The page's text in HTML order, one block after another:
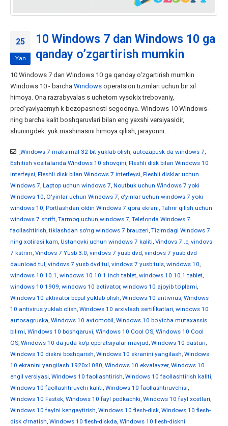
25
Yan
10 Windows 7 dan Windows 10 ga
qanday o’zgartirish mumkin
10 Windows 7 dan Windows 10 ga qanday o'zgartirish mumkin
Windows 10 - barcha Windows operatsion tizimlari uchun bir xil
himoya. Ona razrabyvalas s uchetom vysokix trebovaniy,
pred'yavlyaemyh k bezopasnosti segodnya. Windows 10 Windows-
ning barcha kalit boshqaruvlari bilan eng yaxshi versiyasidir,
shuningdek: yuk mashinasini himoya qilish, jarayonni...
,Windows 7 maksimal 32 bit yuklab olish, autozapusk-da windows 7,
Eshitish vositalarida Windows 10 shovqini, Fleshli disk bilan Windows 10
interfeysi, Fleshli disk bilan Windows 7 interfeysi, Fleshli disklar uchun
Windows 7, Laptop uchun windows 7, Noutbuk uchun Windows 7 yoki
Windows 10, O'yinlar uchun Windows 7, o'yinlar uchun windows 7 yoki
windows 10, Portlashdan oldin Windows 7 qora ekrani, Tahrir qilish uchun
windows 7 shrift, Tarmoq uchun windows 7, Telefonda Windows 7
faollashtirish,tiklashdan so'ng windows 7 brauzeri, Tizimdagi Windows 7
ning xotirasi kam, Ustanovki uchun windows 7 kaliti, Vindovs 7 .c, vindovs
7 kstrim, Vindovs 7 Yusb 3.0, vindovs 7 yusb dvd, vindovs 7 yusb dvd
daunload tul, vindovs 7 yusb dvd tul, vindovs 7 yusb tuls, windows 10,
windows 10 10.1 , windows 10 10.1 inch tablet, windows 10 10.1 tablet,
windows 10 1909, windows 10 activator, windows 10 ajoyib to'plami,
Windows 10 aktivator bepul yuklab olish, Windows 10 antivirus, Windows
10 antivirus yuklab olish, Windows 10 arxivlash sertifikatlari, windows 10
autosagruska, Windows 10 avtomobil, Windows 10 bo'yicha mutaxassis
bilimi, Windows 10 boshqaruvi, Windows 10 Cool OS, Windows 10 Cool
OS, Windows 10 da juda ko'p operatsiyalar mavjud, Windows 10 dasturi,
Windows 10 diskni boshqarish, Windows 10 ekranini yangilash, Windows
10 ekranini yangilash 1920x1080, Windows 10 ekvalayzer, Windows 10
engil versiyasi, Windows 10 faollashtirish, Windows 10 faollashtirish kaliti,
Windows 10 faollashtiruvchi kaliti, Windows 10 faollashtiruvchisi,
Windows 10 Fastek, Windows 10 fayl podkachki, Windows 10 fayl xostlari,
Windows 10 faylni kengaytirish, Windows 10 flesh-disk, Windows 10 flesh-
disk o'rnatish, Windows 10 flesh-diskda, Windows 10 flesh-diskni